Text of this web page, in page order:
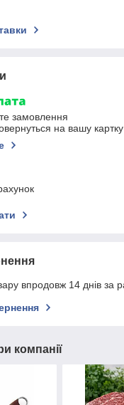
замовлення
на вашу картку
впродовж 14 днів за
компанії